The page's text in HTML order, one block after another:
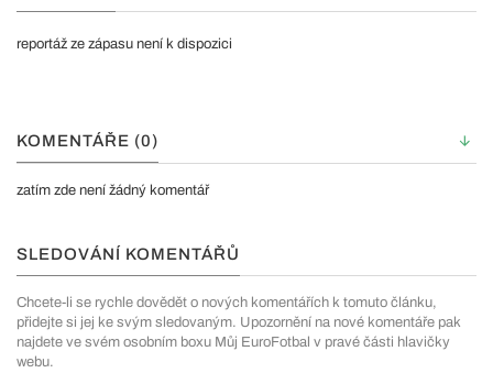
reportáž ze zápasu není k dispozici
KOMENTÁŘE (0)
zatím zde není žádný komentář
SLEDOVÁNÍ KOMENTÁŘŮ
Chcete-li se rychle dovědět o nových komentářích k tomuto článku,
přidejte si jej ke svým sledovaným. Upozornění na nové komentáře pak
najdete ve svém osobním boxu Můj EuroFotbal v pravé části hlavičky
webu.